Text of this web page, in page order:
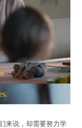
来说，却需要努力学